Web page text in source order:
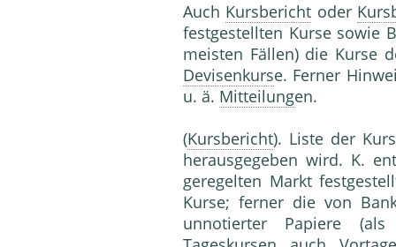
Auch Kursbericht oder
festgestellten Kurse sowie
meisten Fällen) die Kurse
Devisenkurse. Ferner
u. ä. Mitteilungen.
(Kursbericht). Liste der
herausgegeben wird. K.
geregelten Markt
Kurse; ferner die von
unnotierter Papiere